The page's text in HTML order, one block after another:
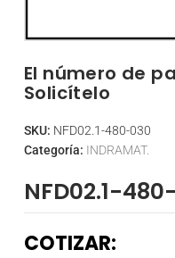
El número de
Solicítelo
SKU: NFD02.1-480-030
Categoría: INDRAMAT.
NFD02.1-
COTIZAR: